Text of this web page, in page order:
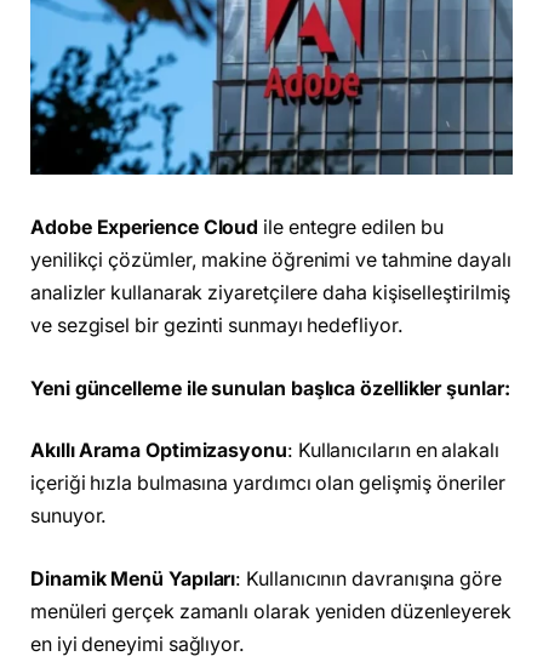
Adobe Experience Cloud ile entegre edilen bu
yenilikçi çözümler, makine öğrenimi ve tahmine dayalı
analizler kullanarak ziyaretçilere daha kişiselleştirilmiş
ve sezgisel bir gezinti sunmayı hedefliyor.
Yeni güncelleme ile sunulan başlıca özellikler şunlar:
Akıllı Arama Optimizasyonu: Kullanıcıların en alakalı
içeriği hızla bulmasına yardımcı olan gelişmiş öneriler
sunuyor.
Dinamik Menü Yapıları: Kullanıcının davranışına göre
menüleri gerçek zamanlı olarak yeniden düzenleyerek
en iyi deneyimi sağlıyor.